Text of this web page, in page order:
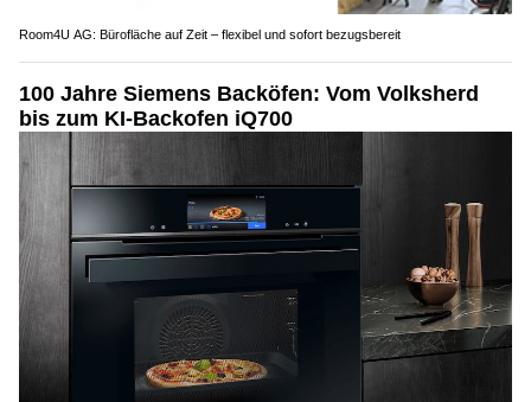
Room4U AG: Bürofläche auf Zeit – flexibel und sofort bezugsbereit
100 Jahre Siemens Backöfen: Vom Volksherd
bis zum KI-Backofen iQ700